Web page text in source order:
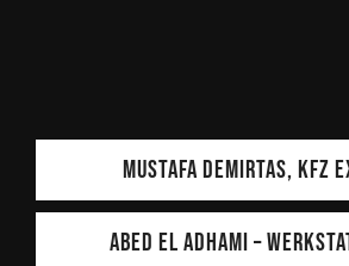
Mustafa Demirtas, KFZ
Abed El Adhami –